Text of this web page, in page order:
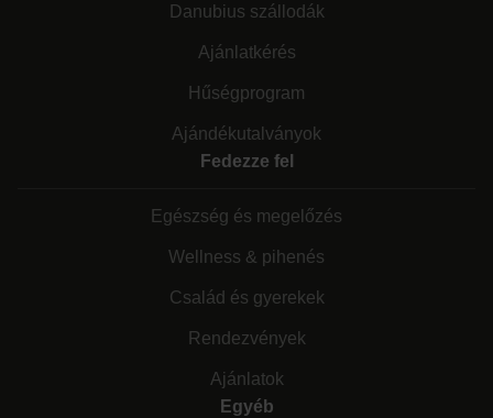
Danubius szállodák
Ajánlatkérés
Hűségprogram
Ajándékutalványok
Fedezze fel
Egészség és megelőzés
Wellness & pihenés
Család és gyerekek
Rendezvények
Ajánlatok
Egyéb